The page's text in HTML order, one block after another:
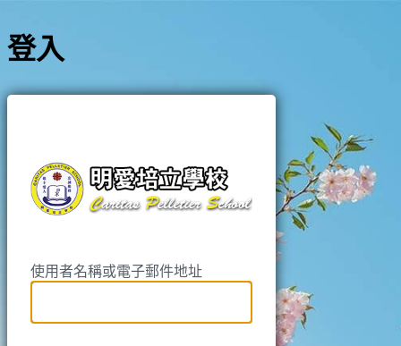
登入
https://
使用者名稱或電子郵件地址